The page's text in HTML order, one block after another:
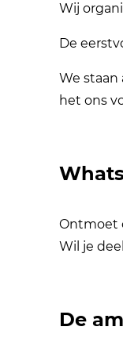
Wij
De
We
het ons
Ontmoet
Wil je
De